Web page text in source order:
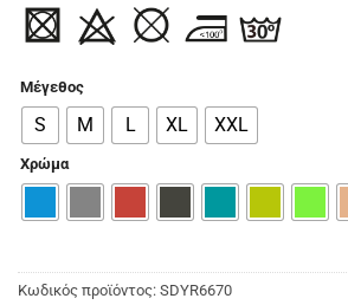
Μέγεθος
S M L XL XXL
Χρώμα
Κωδικός προϊόντος: SDYR6670